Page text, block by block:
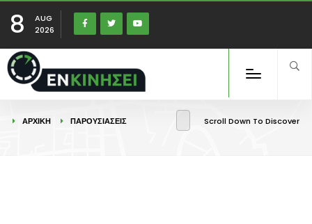
8
AUG
2026
ΑΡΧΙΚΉ ΠΑΡΟΥΣΙΑΣΕΙΣ Scroll Down To Discover